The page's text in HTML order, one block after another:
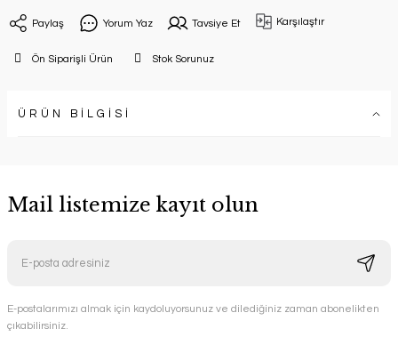
Paylaş Yorum Yaz Tavsiye Et Karşılaştır
Ön Siparişli Ürün Stok Sorunuz
ÜRÜN BİLGİSİ
Mail listemize kayıt olun
E-postalarımızı almak için kaydoluyorsunuz ve dilediğiniz zaman abonelikten
çıkabilirsiniz.